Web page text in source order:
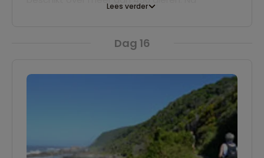
avond heb je de mogelijkheid om een
campsite in het park.
Lees verder
Dag 16